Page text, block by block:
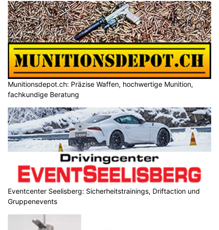
Munitionsdepot.ch: Präzise Waffen, hochwertige Munition,
fachkundige Beratung
Eventcenter Seelisberg: Sicherheitstrainings, Driftaction und
Gruppenevents